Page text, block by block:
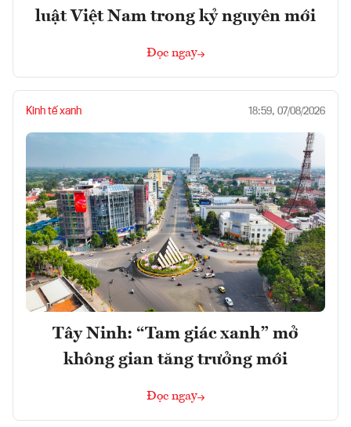
luật Việt Nam trong kỷ nguyên mới
Đọc ngay
Kinh tế xanh 18:59, 07/08/2026
Tây Ninh: “Tam giác xanh” mở
không gian tăng trưởng mới
Đọc ngay